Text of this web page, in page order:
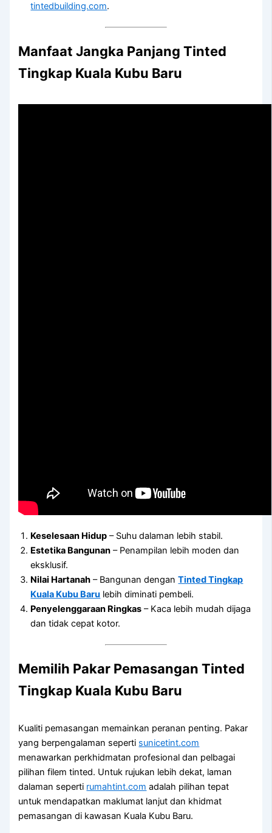
tintedbuilding.com.
Manfaat Jangka PanjangTinted
Tingkap Kuala Kubu Baru
Keselesaan Hidup – Suhu dalaman lebih stabil.
Estetika Bangunan – Penampilan lebih moden dan
eksklusif.
Nilai Hartanah – Bangunan denganTinted Tingkap
Kuala Kubu Baru lebih diminati pembeli.
Penyelenggaraan Ringkas – Kaca lebih mudah dijaga
dan tidak cepat kotor.
Memilih Pakar PemasanganTinted
Tingkap Kuala Kubu Baru
Kualiti pemasangan memainkan peranan penting. Pakar
yang berpengalaman seperti sunicetint.com
menawarkan perkhidmatan profesional dan pelbagai
pilihan filem tinted. Untuk rujukan lebih dekat, laman
dalaman seperti rumahtint.com adalah pilihan tepat
untuk mendapatkan maklumat lanjut dan khidmat
pemasangan di kawasan Kuala Kubu Baru.